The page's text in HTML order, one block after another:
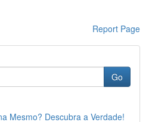
Report Page
Go
Mesmo? Descubra a Verdade!